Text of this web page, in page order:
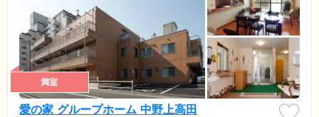
満室
愛の家 グループホーム 中野上高田